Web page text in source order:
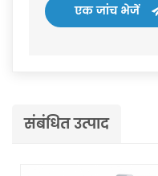
एक जांच भेजें
संबंधित उत्पाद